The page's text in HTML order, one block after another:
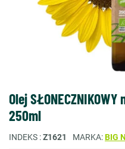
Olej
250ml
INDEKS Z1621 MARKA BIG